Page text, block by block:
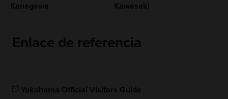
Kanagawa Kawasaki
Enlace de referencia
Yokohama Official Visitors Guide